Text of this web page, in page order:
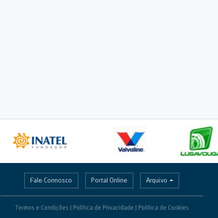
Previous
Fale Connosco Portal Online Arquivo
Termos e Condições | Política de Privacidade | Política de Cookies